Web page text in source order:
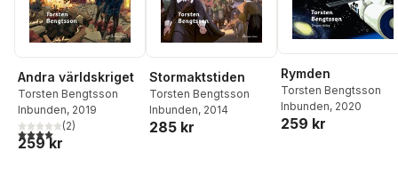
Andra världskriget
Torsten Bengtsson
Inbunden, 2019
4,0utav 5 stjärnor. Totalt antal röster:
(2)
259 kr
Stormaktstiden
Torsten Bengtsson
Inbunden, 2014
285 kr
Rymden
Torsten Bengtsson
Inbunden, 2020
259 kr